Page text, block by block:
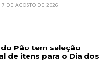
7 DE AGOSTO DE 2026
Pão tem seleção
de itens para o Dia dos